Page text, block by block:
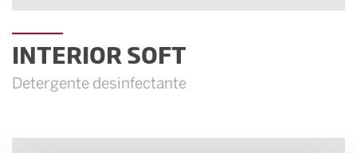
INTERIOR SOFT
Detergente desinfectante